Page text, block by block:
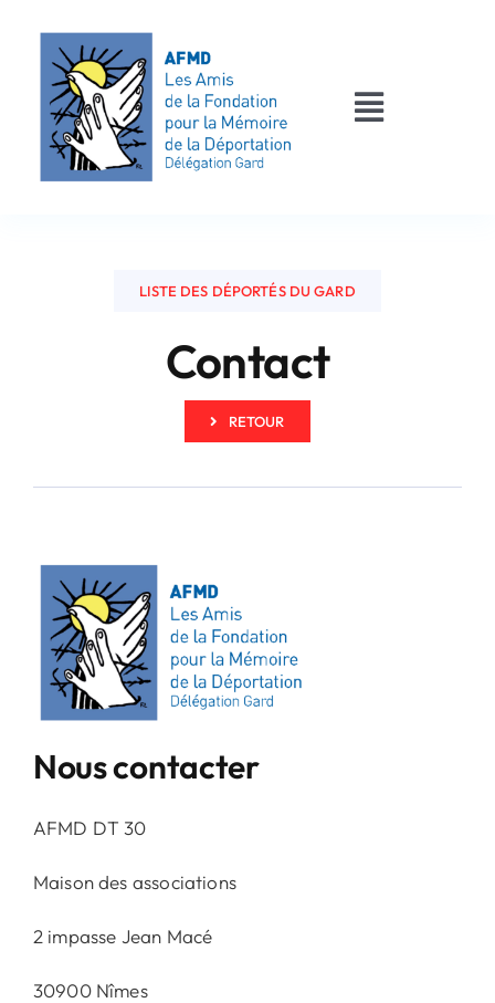
contenu
Toggle
AFMD 30
LISTE DES DÉPORTÉS DU GARD
Contact
RETOUR
Nous contacter
AFMD DT 30
Maison des associations
2 impasse Jean Macé
30900 Nîmes